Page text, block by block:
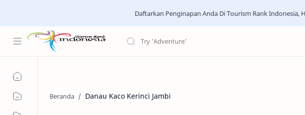
Daftarkan Penginapan Anda Di Tourism Rank Indonesia,
Danau Kaco Kerinci Jambi